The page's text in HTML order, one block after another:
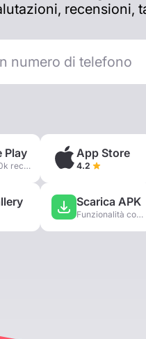
recensioni,
Play
270k recensioni
App Store
4.2
Scarica APK
Funzionalità complete